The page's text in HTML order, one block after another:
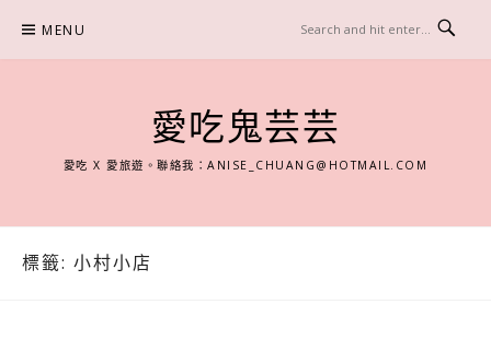
content
MENU
愛吃鬼芸芸
愛吃 X 愛旅遊。聯絡我：ANISE_CHUANG@HOTMAIL.COM
標籤: 小村小店